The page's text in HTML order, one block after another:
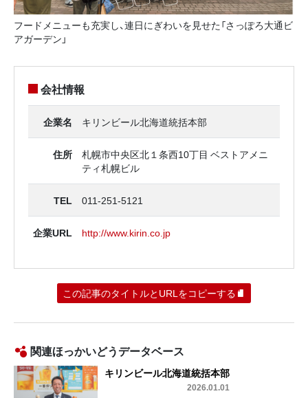
フードメニューも充実し、連日にぎわいを見せた「さっぽろ大通ビ
アガーデン」
会社情報
企業名 キリンビール北海道統括本部
住所
札幌市中央区北１条西10丁目 ベストアメニ
ティ札幌ビル
TEL 011-251-5121
企業URL http://www.kirin.co.jp
この記事のタイトルとURLをコピーする
関連ほっかいどうデータベース
キリンビール北海道統括本部
2026.01.01